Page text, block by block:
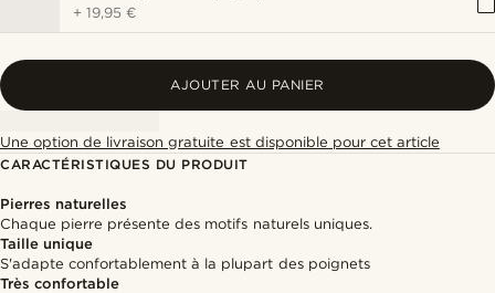
+19,95 €
AJOUTER AU PANIER
Une option de livraison gratuite est disponible pour cet article
CARACTÉRISTIQUES DU PRODUIT
Pierres naturelles
Chaque pierre présente des motifs naturels uniques.
Taille unique
S'adapte confortablement à la plupart des poignets
Très confortable